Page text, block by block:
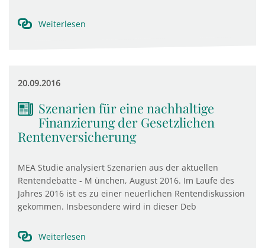
Weiterlesen
20.09.2016
Szenarien für eine nachhaltige
Finanzierung der Gesetzlichen
Rentenversicherung
MEA Studie analysiert Szenarien aus der aktuellen
Rentendebatte - M ünchen, August 2016. Im Laufe des
Jahres 2016 ist es zu einer neuerlichen Rentendiskussion
gekommen. Insbesondere wird in dieser Deb
Weiterlesen